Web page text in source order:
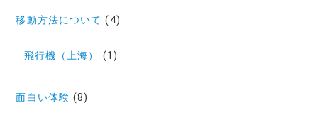
移動方法について (4)
飛行機（上海） (1)
面白い体験 (8)